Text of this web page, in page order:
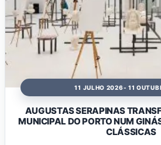
11 JULHO 2026- 11
AUGUSTAS SERAPINAS
MUNICIPAL DO PORTO NUM
CLÁSSICAS